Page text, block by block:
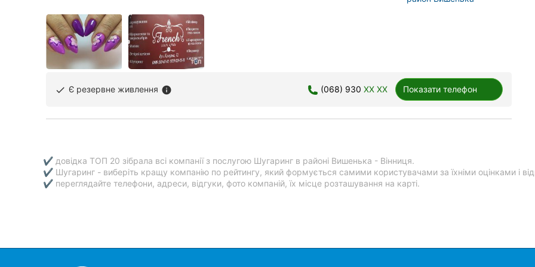
done Є резервне живлення info (068) 930 XX XX Показати телефон
✔ довідка ТОП 20 зібрала всі компанії з послугою Шугаринг в районі Вишенька - Вінниця.
✔ Шугаринг - виберіть кращу компанію по рейтингу, який формується самими користувачами за їхніми оцінками і
✔ переглядайте телефони, адреси, відгуки, фото компаній, їх місце розташування на карті.